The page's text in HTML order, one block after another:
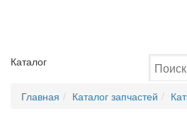
Каталог
Главная Каталог запчастей